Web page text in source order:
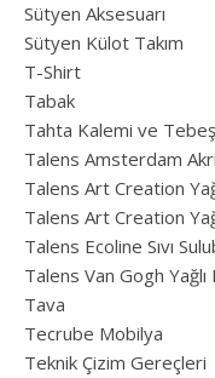
Sütyen Aksesuarı
Sütyen Külot Takım
T-Shirt
Tabak
Tahta Kalemi ve
Talens Amsterdam
Talens Art Creation
Talens Art Creation
Talens Ecoline Sıvı
Talens Van Gogh
Tava
Tecrube Mobilya
Teknik Çizim Gereçleri